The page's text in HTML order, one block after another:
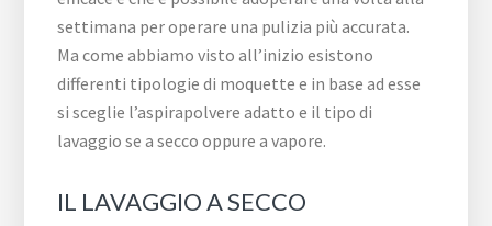
settimana per operare una pulizia più accurata.
Ma come abbiamo visto all’inizio esistono
differenti tipologie di moquette e in base ad esse
si sceglie l’aspirapolvere adatto e il tipo di
lavaggio se a secco oppure a vapore.
IL LAVAGGIO A SECCO